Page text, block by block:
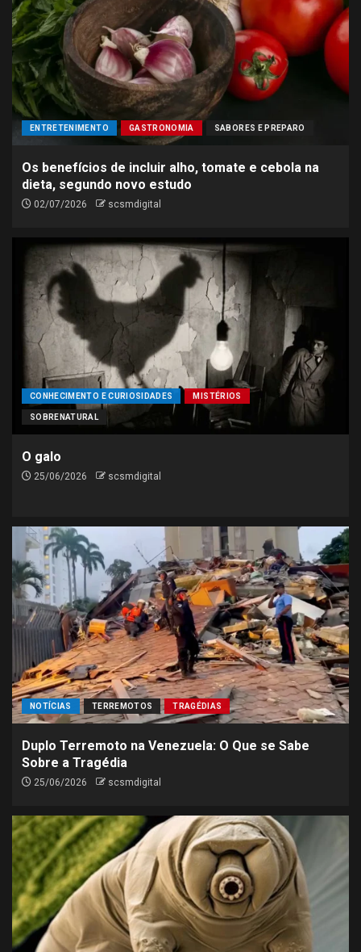
ENTRETENIMENTO GASTRONOMIA SABORES E PREPARO
Os benefícios de incluir alho, tomate e cebola na
dieta, segundo novo estudo
02/07/2026 scsmdigital
CONHECIMENTO E CURIOSIDADES MISTÉRIOS
SOBRENATURAL
O galo
25/06/2026 scsmdigital
NOTÍCIAS TERREMOTOS TRAGÉDIAS
Duplo Terremoto na Venezuela: O Que se Sabe
Sobre a Tragédia
25/06/2026 scsmdigital